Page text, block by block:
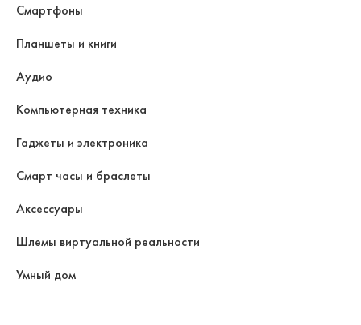
Смартфоны
Планшеты и книги
Аудио
Компьютерная техника
Гаджеты и электроника
Смарт часы и браслеты
Аксессуары
Шлемы виртуальной реальности
Умный дом